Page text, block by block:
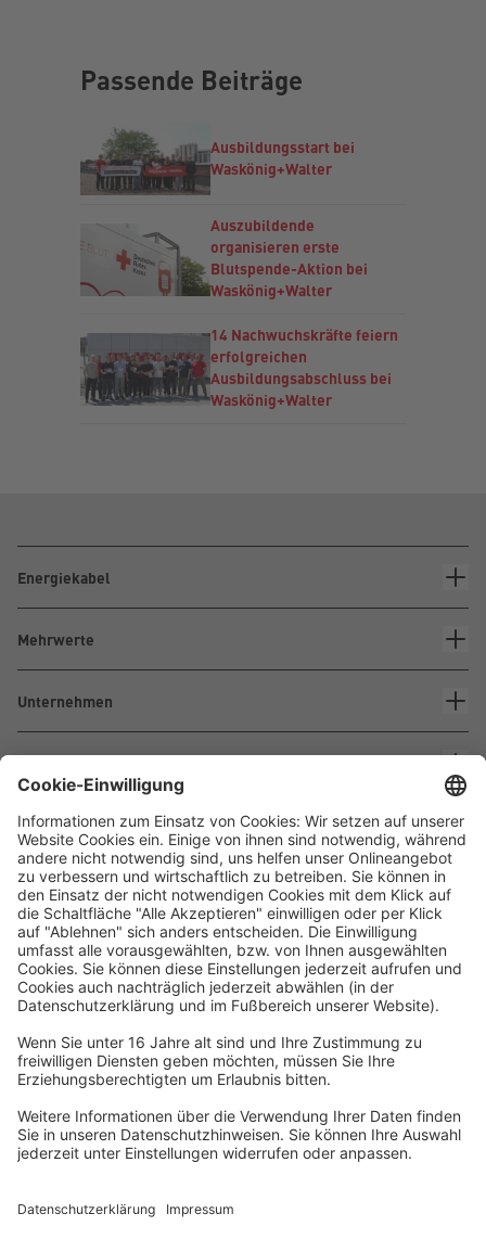
Passende Beiträge
Ausbildungsstart bei
Waskönig+Walter
Auszubildende
organisieren erste
Blutspende-Aktion bei
Waskönig+Walter
14 Nachwuchskräfte feiern
erfolgreichen
Ausbildungsabschluss bei
Waskönig+Walter
Energiekabel
Mehrwerte
Unternehmen
Waskönig+Walter
Kabel-Werk GmbH u. Co. KG
Ostermoorstraße 77
26683 Saterland
Fax +49 4498 88-900
info[att]waskoenig.de
Folgen Sie uns: